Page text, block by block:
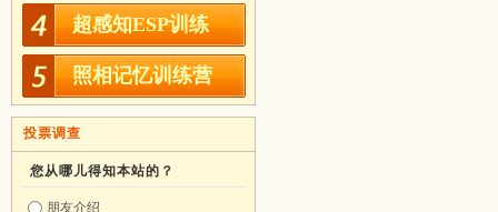
超感知ESP训练
照相记忆训练营
投票调查
您从哪儿得知本站的？
朋友介绍